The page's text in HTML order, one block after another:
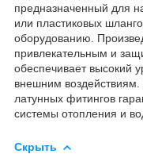
предназначенный для
или пластиковых
оборудованию.
привлекательным и
обеспечивает высокий
внешним
латунных фитингов
системы отопления и
Скрыть